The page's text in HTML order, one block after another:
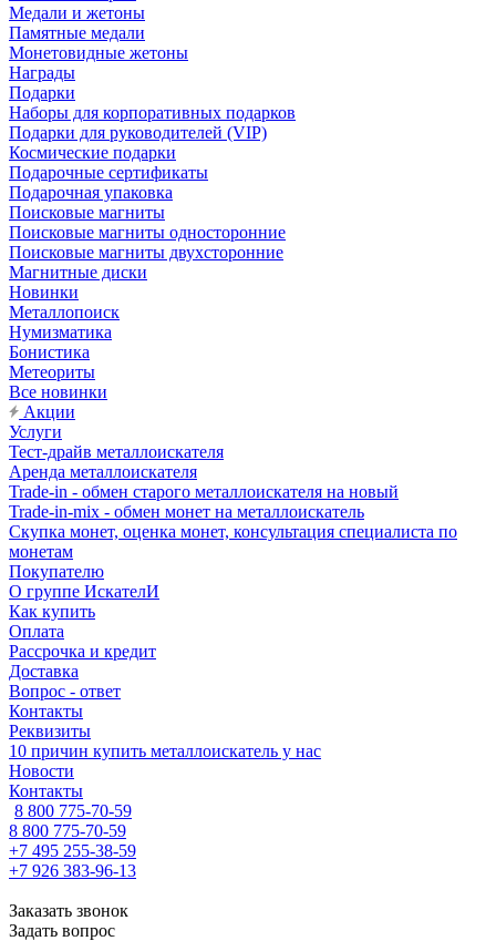
Медали и жетоны
Памятные медали
Монетовидные жетоны
Награды
Подарки
Наборы для корпоративных подарков
Подарки для руководителей (VIP)
Космические подарки
Подарочные сертификаты
Подарочная упаковка
Поисковые магниты
Поисковые магниты односторонние
Поисковые магниты двухсторонние
Магнитные диски
Новинки
Металлопоиск
Нумизматика
Бонистика
Метеориты
Все новинки
Акции
Услуги
Тест-драйв металлоискателя
Аренда металлоискателя
Trade-in - обмен старого металлоискателя на новый
Trade-in-mix - обмен монет на металлоискатель
Скупка монет, оценка монет, консультация специалиста по
монетам
Покупателю
О группе ИскателИ
Как купить
Оплата
Рассрочка и кредит
Доставка
Вопрос - ответ
Контакты
Реквизиты
10 причин купить металлоискатель у нас
Новости
Контакты
8 800 775-70-59
8 800 775-70-59
+7 495 255-38-59
+7 926 383-96-13
Заказать звонок
Задать вопрос